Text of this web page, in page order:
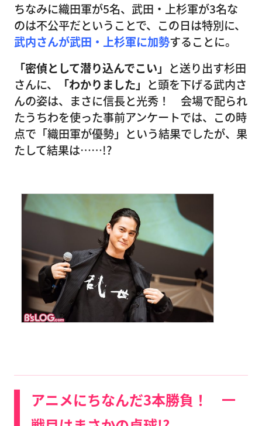
ちなみに織田軍が5名、武田・上杉軍が3名な
のは不公平だということで、この日は特別に、
武内さんが武田・上杉軍に加勢することに。
「密偵として潜り込んでこい」 と送り出す杉田
さんに、
「わかりました」 と頭を下げる武内さ
んの姿は、まさに信長と光秀！ 会場で配られ
たうちわを使った事前アンケートでは、この時
点で「織田軍が優勢」という結果でしたが、果
たして結果は……!?
アニメにちなんだ3本勝負！ 一